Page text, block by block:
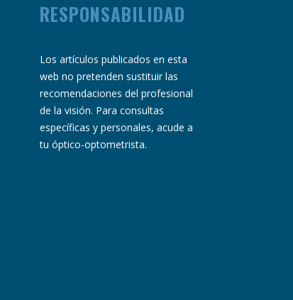
RESPONSABILIDAD
Los artículos publicados en esta
web no pretenden sustituir las
recomendaciones del profesional
de la visión. Para consultas
específicas y personales, acude a
tu óptico-optometrista.